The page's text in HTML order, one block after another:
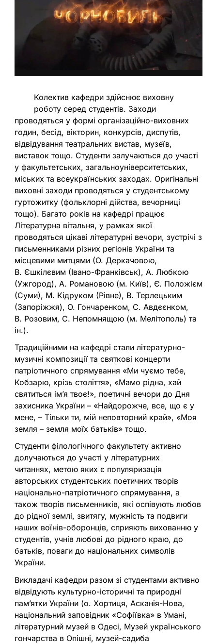
Колектив кафедри здійснює виховну
роботу серед студентів. Заходи
проводяться у формі організаційно-виховних
годин, бесід, вікторин, конкурсів, диспутів,
відвідування театральних вистав, музеїв,
виставок тощо. Студенти залучаються до участі
у факультетських, загальноуніверситетських,
міських та всеукраїнських заходах. Оригінальні
виховні заходи проводяться у студентському
гуртожитку (фольклорні дійства, вечорниці
тощо). Багато років на кафедрі працює
Літературна вітальня, у рамках якої
проводяться цікаві літературні вечори, зустрічі з
письменниками різних регіонів України та
місцевими митцями (О. Деркачовою,
В. Єшкілєвим (Івано-Франківськ), А. Любкою
(Ужгород), А. Романовою (м. Київ), Є. Положієм
(Суми), М. Кідруком (Рівне), В. Терлецьким
(Запоріжжя), О. Гончаренком, С. Авдєєнком,
В. Розовим, С. Непомнящою (м. Мелітополь) та
ін.).
Традиційними на кафедрі стали літературно-
музичні композиції та святкові концерти
патріотичного спрямування «Ми чуємо тебе,
Кобзарю, крізь століття», «Мамо рідна, хай
святиться ім’я твоє!», поетичні вечори до Дня
захисника України – «Найдорожче, все, що є у
мене, – Тільки ти, мій неповторний край», «Моя
земля – земля моїх батьків» тощо.
Студенти філологічного факультету активно
долучаються до участі у літературних
читаннях, метою яких є популяризація
авторських студентських поетичних творів
національно-патріотичного спрямування, а
також творів письменників, які оспівують любов
до рідної землі, звитягу, мужність та подвиги
наших воїнів-оборонців, сприяють вихованню у
студентів, учнів любові до рідного краю, до
батьків, поваги до національних символів
України.
Викладачі кафедри разом зі студентами активно
відвідують культурно-історичні та природні
пам’ятки України (о. Хортиця, Асканія-Нова,
національний заповідник «Софіївка» в Умані,
літературний музей в Одесі, Музей українського
гончарства в Опішні, музей-садиба